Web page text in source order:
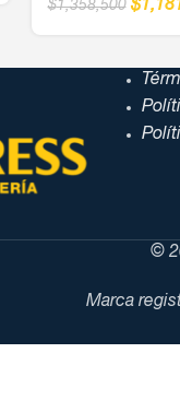
$1,358,500 $
©
Marca